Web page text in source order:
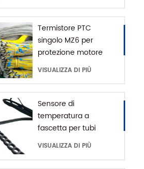
Termistore PTC
singolo MZ6 per
protezione motore
con range +60-180'C
VISUALIZZA DI PIÙ
Sensore di
temperatura a
fascetta per tubi
dell'acqua serie MFE-1
VISUALIZZA DI PIÙ